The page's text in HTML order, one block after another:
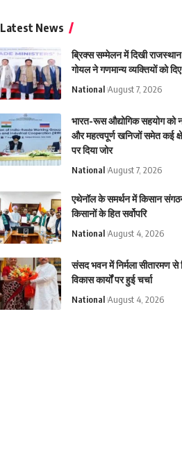
Latest News
ब्रिक्स सम्मेलन में दिखी
गोयल ने गणमान्य व्यक्तियों को
National August 7, 2026
भारत-रूस औद्योगिक सहयोग को
और महत्वपूर्ण खनिजों समेत कई
पर दिया जोर
National August 7, 2026
एथेनॉल के समर्थन में किसान
किसानों के हित सर्वोपरि
National August 4, 2026
संसद भवन में निर्मला सीतारमण से
विकास कार्यों पर हुई चर्चा
National August 4, 2026